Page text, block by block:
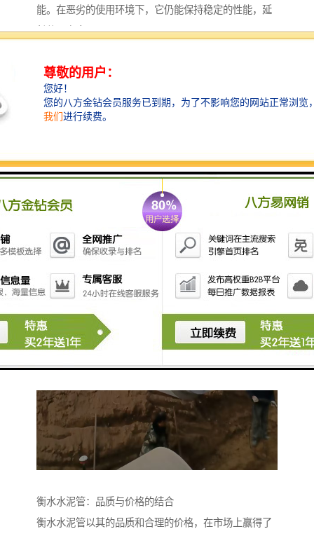
能。在恶劣的使用环境下，它仍能保持稳定的性能，延
长使用寿命。
衡水水泥管：品质与价格的结合
衡水水泥管以其的品质和合理的价格，在市场上赢得了